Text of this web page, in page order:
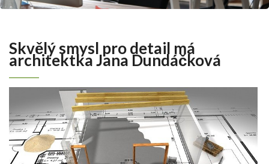
Skvělý smysl pro detail má
architektka Jana Dundáčková